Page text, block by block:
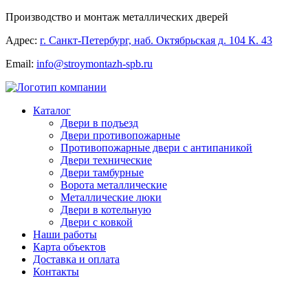
Производство и монтаж металлических дверей
Адрес: г. Санкт-Петербург, наб. Октябрьская д. 104 К. 43
Email: info@stroymontazh-spb.ru
Каталог
Двери в подъезд
Двери противопожарные
Противопожарные двери с антипаникой
Двери технические
Двери тамбурные
Ворота металлические
Металлические люки
Двери в котельную
Двери с ковкой
Наши работы
Карта объектов
Доставка и оплата
Контакты